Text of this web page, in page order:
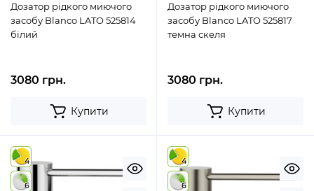
Дозатор рідкого миючого
засобу Blanco LATO 525814
білий
3080 грн.
Купити
Дозатор рідкого миючого
засобу Blanco LATO 525817
темна скеля
3080 грн.
Купити
4
6
4
6